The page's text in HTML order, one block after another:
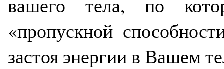
вашего тела, по
«пропускной
застоя энергии в Вашем